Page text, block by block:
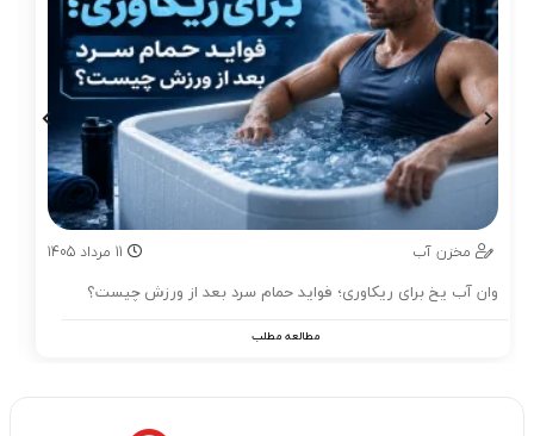
مخزن آب 11 مرداد1405
وان آب یخ برای ریکاوری؛ فواید حمام سرد بعد از ورزش چیست؟
مطالعه مطلب